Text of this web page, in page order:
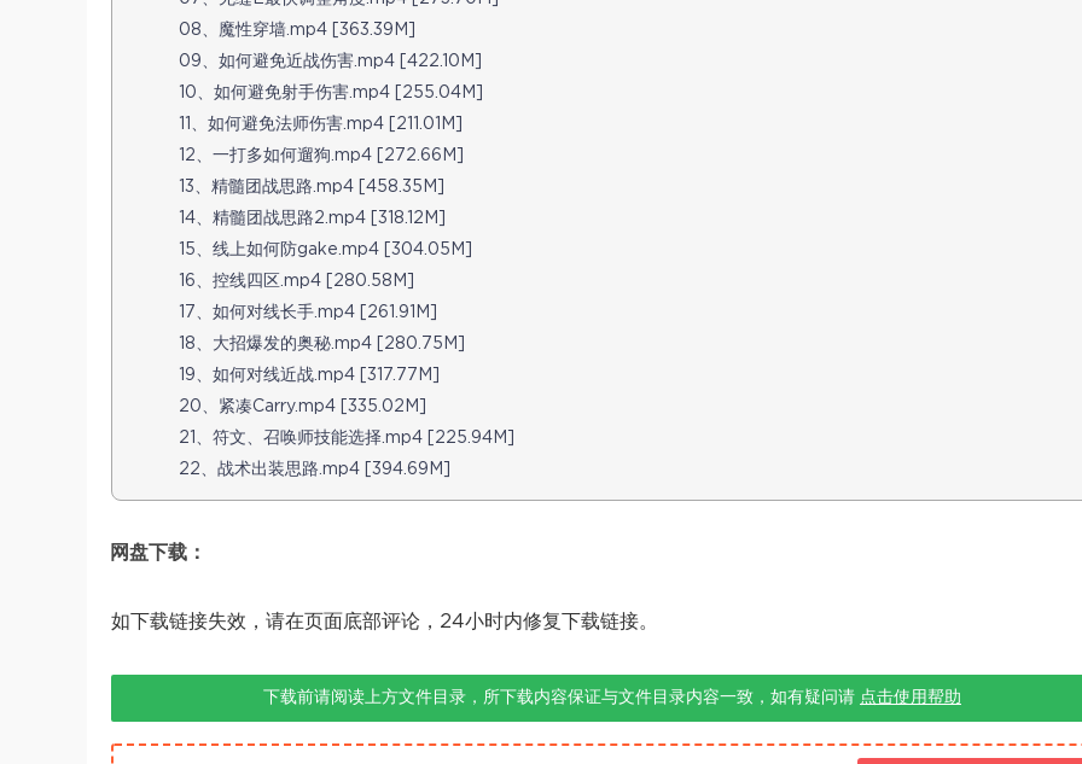
08、魔性穿墙.mp4 [363.39M]
09、如何避免近战伤害.mp4 [422.10M]
10、如何避免射手伤害.mp4 [255.04M]
11、如何避免法师伤害.mp4 [211.01M]
12、一打多如何遛狗.mp4 [272.66M]
13、精髓团战思路.mp4 [458.35M]
14、精髓团战思路2.mp4 [318.12M]
15、线上如何防gake.mp4 [304.05M]
16、控线四区.mp4 [280.58M]
17、如何对线长手.mp4 [261.91M]
18、大招爆发的奥秘.mp4 [280.75M]
19、如何对线近战.mp4 [317.77M]
20、紧凑Carry.mp4 [335.02M]
21、符文、召唤师技能选择.mp4 [225.94M]
22、战术出装思路.mp4 [394.69M]
网盘下载：
如下载链接失效，请在页面底部评论，24小时内修复下载链接。
下载前请阅读上方文件目录，所下载内容保证与文件目录内容一致，如有疑问请 点击使用帮助